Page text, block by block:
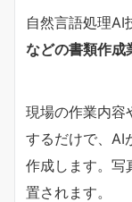
自然言語処理AI
などの書類作成
現場の作業内容
するだけで、AI
作成します。写
置されます。